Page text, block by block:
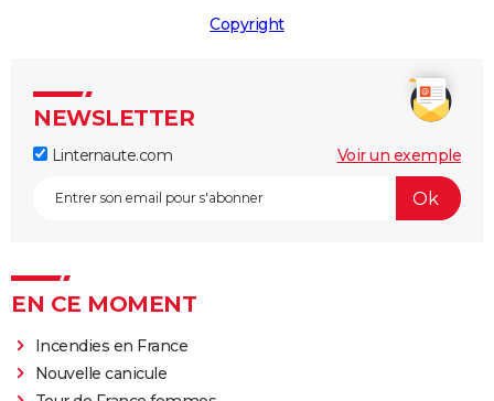
Copyright
NEWSLETTER
Linternaute.com Voir un exemple
EN CE MOMENT
Incendies en France
Nouvelle canicule